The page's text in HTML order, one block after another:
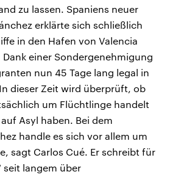
zu lassen. Spaniens neuer
erklärte sich schließlich
in den Hafen von Valencia
einer Sondergenehmigung
nun 45 Tage lang legal in
dieser Zeit wird überprüft, ob
um Flüchtlinge handelt
Asyl haben. Bei dem
handle es sich vor allem um
sagt Carlos Cué. Er schreibt für
seit langem über